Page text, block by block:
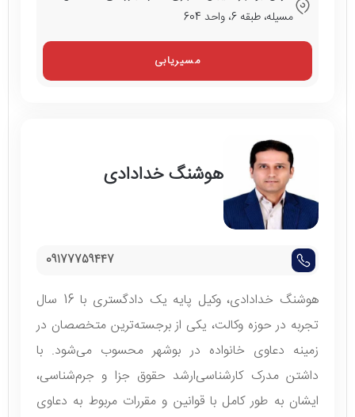
مسیله، طبقه 6، واحد 604
مسیریابی
هوشنگ خدادادی
09177759447
هوشنگ خدادادی، وکیل پایه یک دادگستری با 16 سال
تجربه در حوزه وکالت، یکی از برجسته‌ترین متخصصان در
زمینه دعاوی خانواده در بوشهر محسوب می‌شود. با
داشتن مدرک کارشناسی‌ارشد حقوق جزا و جرم‌شناسی،
ایشان به طور کامل با قوانین و مقررات مربوط به دعاوی